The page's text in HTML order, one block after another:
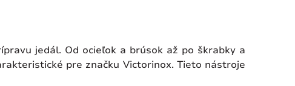
jedál. Od ocieľok a brúsok až po škrabky a
pre značku Victorinox. Tieto nástroje